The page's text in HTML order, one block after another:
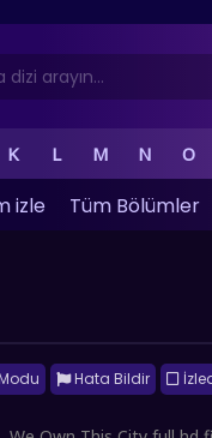
K L M N O
izle Tüm Bölümler
Hata Bildir